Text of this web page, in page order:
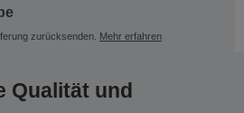
zurücksenden. Mehr erfahren
Qualität und